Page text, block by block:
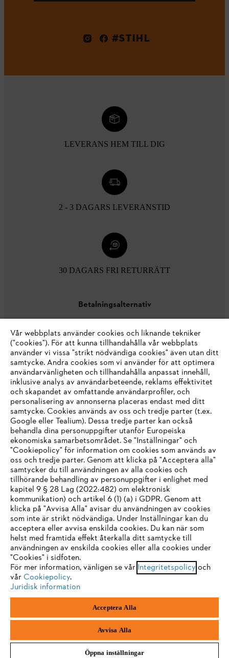
#STIHL
LEVERANS HEM TILL DIG
2 - 3 DAGARS LEVERANSTID
30 DAGARS FRI RETURRÄTT
Betalningsalternativ
Företaget
STIHL FAQ
Service
Allmänna villkor och bestämmelser
Integritetspolicy
Juridisk information
Box 3062
IHR BROWSER WIRD NICHT
UNTERSTÜTZT
Sie nutzen einen Browser, den wir noch nicht unterstützen. Für
eine optimale Nutzung unserer Seite empfehlen wir Ihnen, zu
einem der folgenden Browser zu wechseln:
Firefox Chrome
Vår webbplats använder cookies och liknande tekniker
("cookies"). För att kunna tillhandahålla vår webbplats
använder vi vissa "strikt nödvändiga cookies" även utan ditt
samtycke. Andra cookies som vi använder för att optimera
användarvänligheten och tillhandahålla anpassat innehåll,
inklusive analys av användarbeteende, reklams effektivitet
och skapandet av omfattande användarprofiler, och
personalisering av annonserna placeras endast med ditt
samtycke. Cookies används av oss och tredje parter (t.ex.
Google eller Tealium). Dessa tredje parter kan också
behandla dina personuppgifter utanför Europeiska
ekonomiska samarbetsområdet. Se "Inställningar" och
"Cookiepolicy" för information om cookies som används av
oss och tredje parter. Genom att klicka på "Acceptera alla"
samtycker du till användningen av alla cookies och
tillhörande behandling av personuppgifter i enlighet med
kapitel 9 § 28 Lag (2022:482) om elektronisk
kommunikation) och artikel 6 (1) (a) i GDPR. Genom att
klicka på "Avvisa Alla" avisar du användningen av cookies
som inte är strikt nödvändiga. Under Inställningar kan du
acceptera eller avvisa enskilda cookies. Du kan när som
helst med framtida effekt återkalla ditt samtycke till
användningen av enskilda cookies eller alla cookies under
"Cookies" i sidfoten.
För mer information, vänligen se vår Integritetspolicy och
vår Cookiepolicy.
Juridisk information
Acceptera Alla
Avvisa Alla
Öppna inställningar